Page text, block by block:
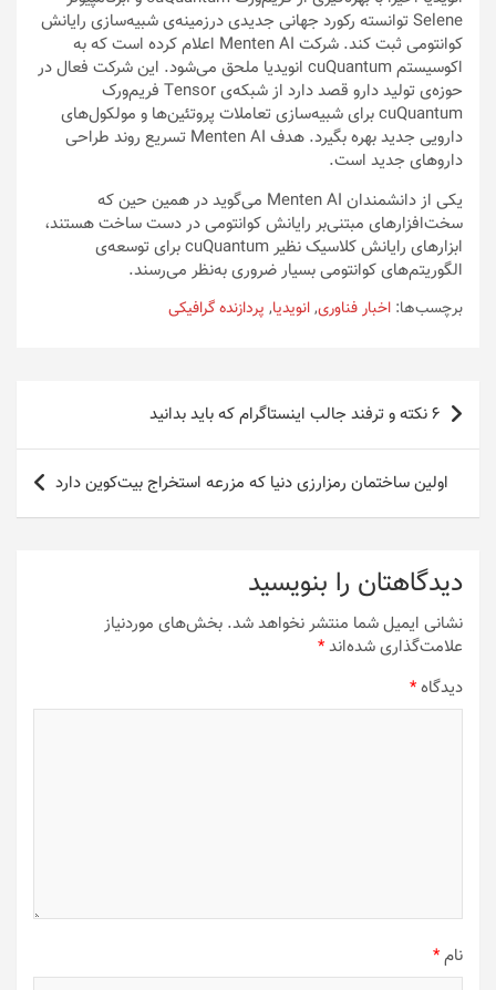
Selene توانسته رکورد جهانی جدیدی درزمینه‌ی شبیه‌سازی رایانش
کوانتومی ثبت کند. شرکت Menten AI اعلام کرده است که به
اکوسیستم cuQuantum انویدیا ملحق می‌شود. این شرکت فعال در
حوزه‌ی تولید دارو قصد دارد از شبکه‌ی Tensor فریم‌ورک
cuQuantum برای شبیه‌سازی تعاملات پروتئین‌ها و مولکول‌های
دارویی جدید بهره بگیرد. هدف Menten AI تسریع روند طراحی
داروهای جدید است.
یکی از دانشمندان Menten AI می‌گوید در همین حین که
سخت‌افزارهای مبتنی‌بر رایانش کوانتومی در دست ساخت هستند،
ابزارهای رایانش کلاسیک نظیر cuQuantum برای توسعه‌ی
الگوریتم‌های کوانتومی بسیار ضروری به‌نظر می‌رسند.
برچسب‌ها: اخبار فناوری,انویدیا, پردازنده گرافیکی
راهبری
نوشته
۶ نکته و ترفند جالب اینستاگرام که باید بدانید
اولین ساختمان رمزارزی دنیا که مزرعه استخراج بیت‌کوین دارد
دیدگاهتان را بنویسید
نشانی ایمیل شما منتشر نخواهد شد. بخش‌های موردنیاز
علامت‌گذاری شده‌اند*
دیدگاه*
نام*